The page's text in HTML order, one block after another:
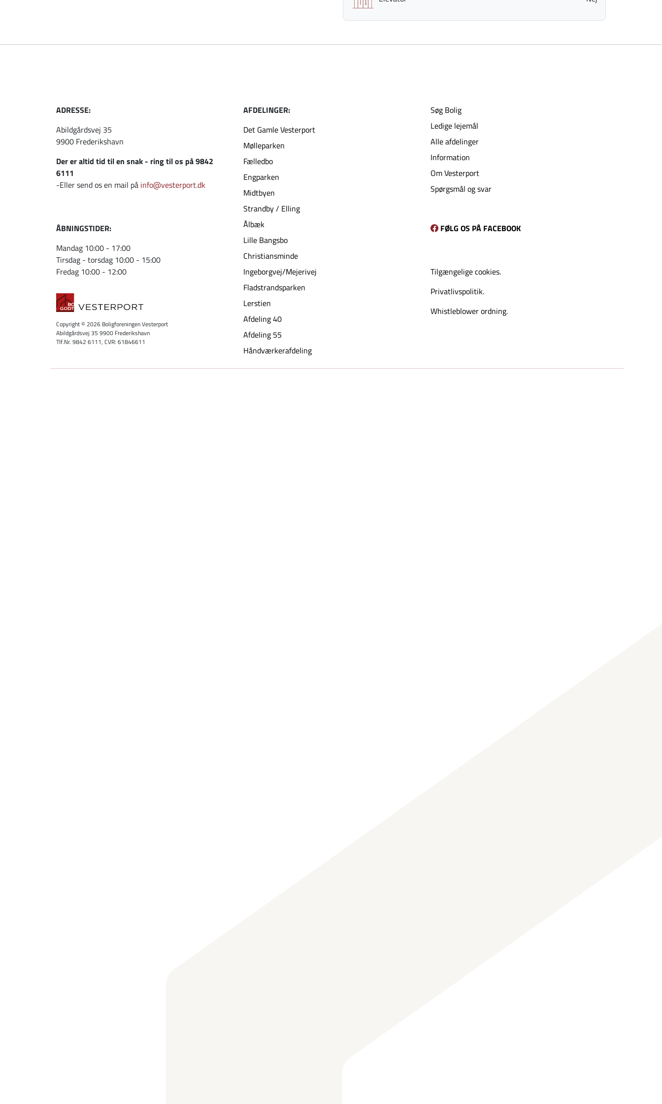
ADRESSE:
Abildgårdsvej 35
9900 Frederikshavn
Der er altid tid til en snak - ring til os på 9842
6111
-Eller send os en mail på info@vesterport.dk
ÅBNINGSTIDER:
Mandag 10:00 - 17:00
Tirsdag - torsdag 10:00 - 15:00
Fredag 10:00 - 12:00
Copyright © 2026 Boligforeningen Vesterport
Abildgårdsvej 35 9900 Frederikshavn
Tlf.Nr. 9842 6111, CVR: 61846611
AFDELINGER:
Det Gamle Vesterport
Mølleparken
Fælledbo
Engparken
Midtbyen
Strandby / Elling
Ålbæk
Lille Bangsbo
Christiansminde
Ingeborgvej/Mejerivej
Fladstrandsparken
Lerstien
Afdeling 40
Afdeling 55
Håndværkerafdeling
Søg Bolig
Ledige lejemål
Alle afdelinger
Information
Om Vesterport
Spørgsmål og svar
FØLG OS PÅ FACEBOOK
Tilgængelige cookies.
Privatlivspolitik.
Whistleblower ordning.